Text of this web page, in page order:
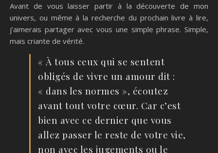
Avant de vous laisser partir à la découverte de mon
univers, ou même à la recherche du prochain livre à lire,
j’aimerais partager avec vous une simple phrase. Simple,
mais criante de vérité.
« À tous ceux qui se sentent
obligés de vivre un amour dit :
« dans les normes », écoutez
avant tout votre cœur. Car c’est
bien avec ce dernier que vous
allez passer le reste de votre vie,
non avec les jugements ou le